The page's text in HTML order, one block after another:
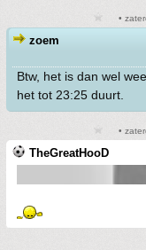
•
zoem
Btw, het is dan wel
het tot 23:25 duurt.
•
TheGreatHooD